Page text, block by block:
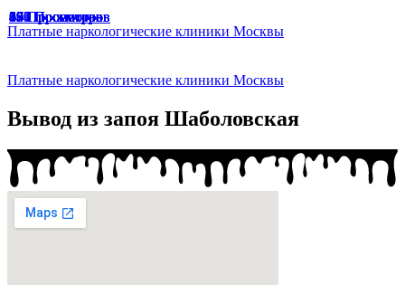
Платные наркологические клиники Москвы
Платные наркологические клиники Москвы
Вывод из запоя Шаболовская
47 Просмотров
49 Просмотров
166 Просмотров
67 Просмотров
65 Просмотров
33 Просмотра
174 Просмотра
187 Просмотров
136 Просмотров
94 Просмотра
191 Просмотр
129 Просмотров
45 Просмотров
57 Просмотров
59 Просмотров
53 Просмотра